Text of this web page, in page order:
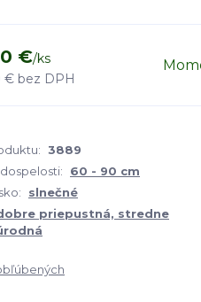
€/ks
€ bez DPH
3889
60 - 90 cm
slnečné
priepustná, stredne